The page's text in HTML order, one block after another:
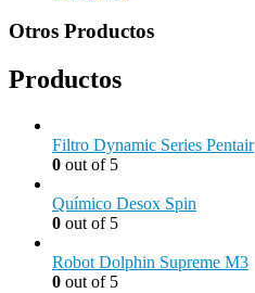
Otros Productos
Productos
Filtro Dynamic Series Pentair
0 out of 5
Químico Desox Spin
0 out of 5
Robot Dolphin Supreme M3
0 out of 5